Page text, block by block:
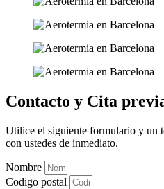
Contacto y Cita
Utilice el siguiente formulario y un
con ustedes de inmediato.
Nombre
Codigo postal